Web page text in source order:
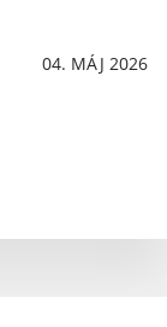
04. MÁJ 2026